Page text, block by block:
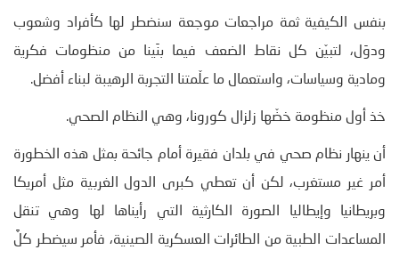
بنفس الكيفية ثمة مراجعات موجعة سنضطر لها كأفراد وشعوب
ودوَل، لتبيّن كل نقاط الضعف فيما بنَينا من منظومات فكرية
ومادية وسياسات، واستعمال ما علّمتنا التجربة الرهيبة لبناء أفضل.
خذ أول منظومة خضّها زلزال كورونا، وهي النظام الصحي.
أن ينهار نظام صحي في بلدان فقيرة أمام جائحة بمثل هذه الخطورة
أمر غير مستغرب، لكن أن تعطي كبرى الدول الغربية مثل أمريكا
وبريطانيا وإيطاليا الصورة الكارثية التي رأيناها لها وهي تنقل
المساعدات الطبية من الطائرات العسكرية الصينية، فأمر سيضطر كلَّ